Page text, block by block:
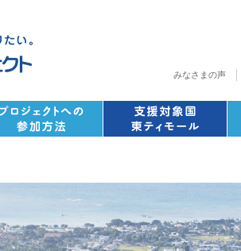
みなさまの声